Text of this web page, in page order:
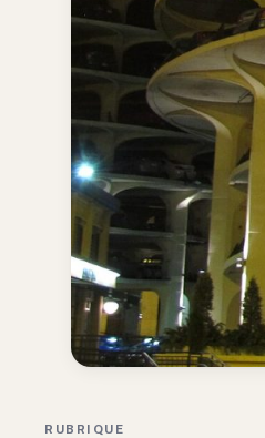
RUBRIQUE